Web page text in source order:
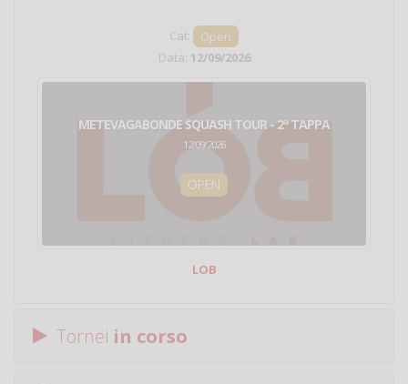
Cat:
Open
Data: 12/09/2026
METEVAGABONDE SQUASH TOUR - 2ª TAPPA
12/09/2026
OPEN
LOB
Tornei in corso